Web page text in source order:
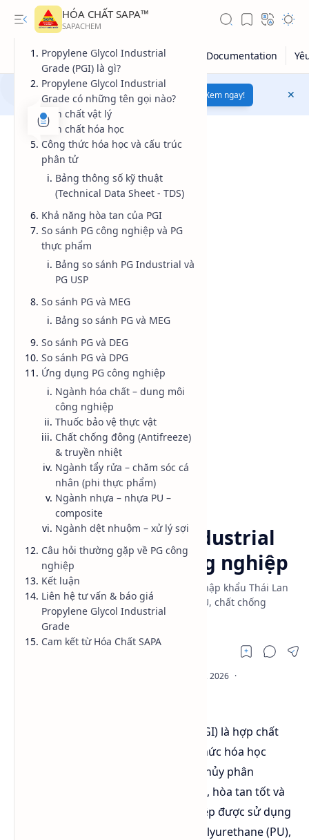
HÓA CHẤT SAPA™
Giá dầu thô
Giá vàng
Kiến thức tổng hợp
Mua bán hóa chất uy tínchất lượng Xem ngay!
Chất bôi trơn
Propylene Glycol Industrial
Grade (PGI) - PG công nghiệp
Propylene Glycol Industrial Grade (PGI) nhập khẩu Thái Lan
Dow. CAS 57-55-6. Dùng cho sơn, nhựa PU, chất chống
đông, truyền nhiệt, phụ gia xi măng.
Propylene Glycol Industrial Grade (PGI) là hợp chất
hữu cơ thuộc nhóm glycol có công thức hóa học
C₃H₈O₂, được sản xuất từ phản ứng thủy phân
Propylene Oxide. Với đặc tính hút ẩm, hòa tan tốt và
truyền nhiệt hiệu quả, PG công nghiệp được sử dụng
rộng rãi trong sản xuất sơn, nhựa polyurethane (PU),
Propylene Glycol Industrial
Grade (PGI) là gì?
Propylene Glycol Industrial
Grade có những tên gọi nào?
Tính chất vật lý
Tính chất hóa học
Công thức hóa học và cấu trúc
phân tử
Bảng thông số kỹ thuật
(Technical Data Sheet - TDS)
Khả năng hòa tan của PGI
So sánh PG công nghiệp và PG
thực phẩm
Bảng so sánh PG Industrial và
PG USP
So sánh PG và MEG
Bảng so sánh PG và MEG
So sánh PG và DEG
So sánh PG và DPG
Ứng dụng PG công nghiệp
Ngành hóa chất – dung môi
công nghiệp
Thuốc bảo vệ thực vật
Chất chống đông (Antifreeze)
& truyền nhiệt
Ngành tẩy rửa – chăm sóc cá
nhân (phi thực phẩm)
Ngành nhựa – nhựa PU –
composite
Ngành dệt nhuộm – xử lý sợi
Câu hỏi thường gặp về PG công
nghiệp
Kết luận
Liên hệ tư vấn & báo giá
Propylene Glycol Industrial
Grade
Cam kết từ Hóa Chất SAPA